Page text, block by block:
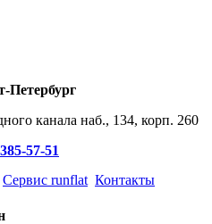
Петербург
канала наб., 134, корп. 260
57-51
Сервис runflat Контакты